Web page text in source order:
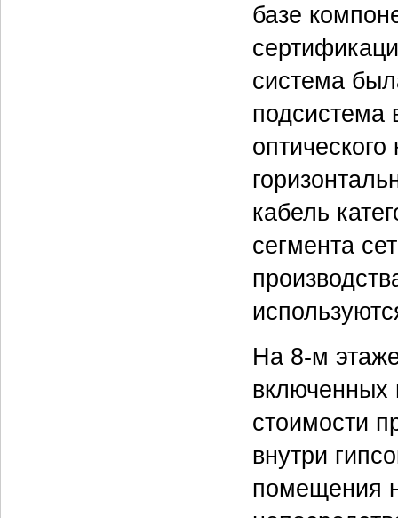
базе
система
подсистема
кабель
сегмента
На 8-м
включенных
стоимости
внутри
помещения